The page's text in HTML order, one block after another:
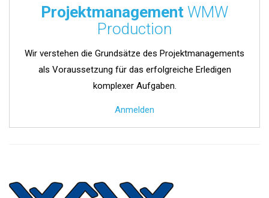
Projektmanagement WMW
Production
Wir verstehen die Grundsätze des Projektmanagements
als Voraussetzung für das erfolgreiche Erledigen
komplexer Aufgaben.
Anmelden